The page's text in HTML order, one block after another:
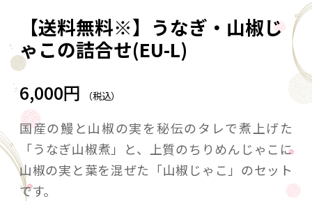
【送料無料※】うなぎ・山椒じ
ゃこの詰合せ(EU-L)
6,000円 （税込）
国産の鰻と山椒の実を秘伝のタレで煮上げた
「うなぎ山椒煮」と、上質のちりめんじゃこに
山椒の実と葉を混ぜた「山椒じゃこ」のセット
です。